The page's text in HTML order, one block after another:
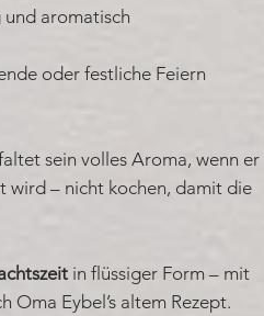
aromatisch
oder festliche Feiern
sein volles Aroma, wenn er
wird – nicht kochen, damit die
in flüssiger Form – mit
Oma Eybel’s altem Rezept.